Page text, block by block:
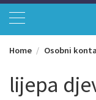
Home Osobni
lijepa